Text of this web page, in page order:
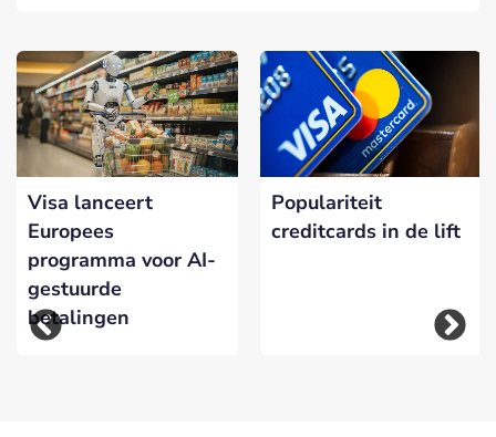
Visa lanceert
Europees
programma voor AI-
gestuurde
betalingen
Populariteit
creditcards in de lift